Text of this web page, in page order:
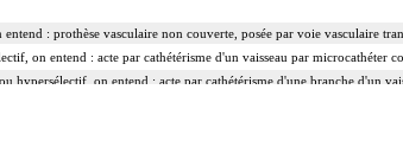
: prothèse vasculaire non couverte, posée par voie vasculaire
on entend : acte par cathétérisme d'un vaisseau par microcathéter
hypersélectif, on entend : acte par cathétérisme d'une branche d'un
entend : acte par cathétérisme du tronc d'un vaisseau principal - aorte,
transcutanée, on entend : acte par injection transcutanée directe